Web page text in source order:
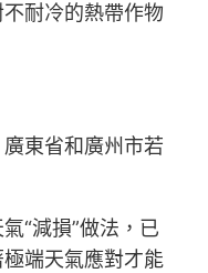
耐冷的熱帶作物
東省和廣州市若
“減損”做法，已
端天氣應對才能